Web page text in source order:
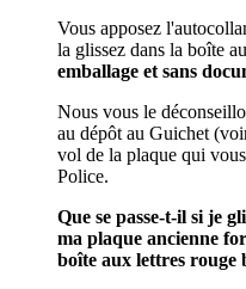
Vous apposez
la glissez dans la boîte
emballage et sans
Nous vous le
au dépôt au Guichet
vol de la plaque qui
Police.
Que se passe-t-il si je
ma plaque ancienne
boîte aux lettres rouge